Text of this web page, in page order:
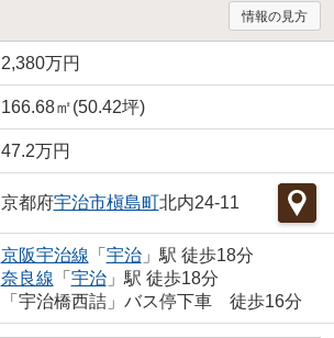
情報の見方
2,380万円
166.68㎡(50.42坪)
47.2万円
京都府宇治市槇島町北内24-11
京阪宇治線 「 宇治」駅 徒歩18分
奈良線 「 宇治」駅 徒歩18分
「宇治橋西詰」バス停下車 徒歩16分